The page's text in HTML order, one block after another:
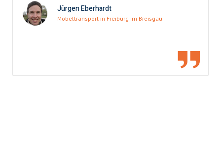
Jürgen Eberhardt
Möbeltransport in Freiburg im Breisgau